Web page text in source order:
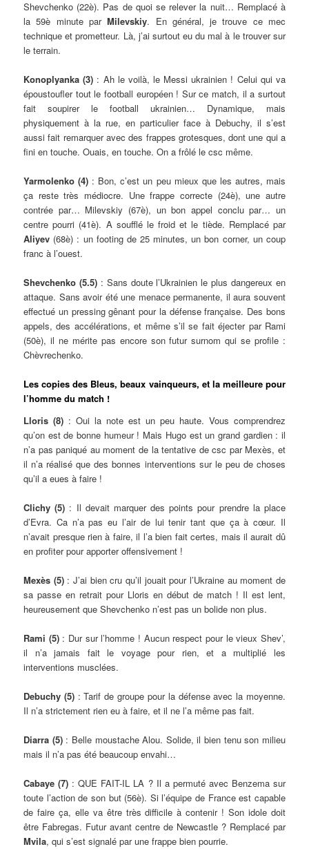
Shevchenko (22è). Pas de quoi se relever la nuit… Remplacé à
la 59è minute parMilevskiy. En général, je trouve ce mec
technique et prometteur. Là, j’ai surtout eu du mal à le trouver sur
le terrain.
Konoplyanka (3) : Ah le voilà, le Messi ukrainien ! Celui qui va
époustoufler tout le football européen ! Sur ce match, il a surtout
fait soupirer le football ukrainien… Dynamique, mais
physiquement à la rue, en particulier face à Debuchy, il s’est
aussi fait remarquer avec des frappes grotesques, dont une qui a
fini en touche. Ouais, en touche. On a frôlé le csc même.
Yarmolenko (4) : Bon, c’est un peu mieux que les autres, mais
ça reste très médiocre. Une frappe correcte (24è), une autre
contrée par… Milevskiy (67è), un bon appel conclu par… un
centre pourri (41è). A soufflé le froid et le tiède. Remplacé par
Aliyev (68è) : un footing de 25 minutes, un bon corner, un coup
franc à l’ouest.
Shevchenko (5.5): Sans doute l’Ukrainien le plus dangereux en
attaque. Sans avoir été une menace permanente, il aura souvent
effectué un pressing gênant pour la défense française. Des bons
appels, des accélérations, et même s’il se fait éjecter par Rami
(50è), il ne mérite pas encore son futur surnom qui se profile :
Chèvrechenko.
Les copies des Bleus, beaux vainqueurs, et la meilleure pour
l’homme du match !
Lloris (8) : Oui la note est un peu haute. Vous comprendrez
qu’on est de bonne humeur ! Mais Hugo est un grand gardien : il
n’a pas paniqué au moment de la tentative de csc par Mexès, et
il n’a réalisé que des bonnes interventions sur le peu de choses
qu’il a eues à faire !
Clichy (5) : Il devait marquer des points pour prendre la place
d’Evra. Ca n’a pas eu l’air de lui tenir tant que ça à cœur. Il
n’avait presque rien à faire, il l’a bien fait certes, mais il aurait dû
en profiter pour apporter offensivement !
Mexès (5): J’ai bien cru qu’il jouait pour l’Ukraine au moment de
sa passe en retrait pour Lloris en début de match ! Il est lent,
heureusement que Shevchenko n’est pas un bolide non plus.
Rami (5): Dur sur l’homme ! Aucun respect pour le vieux Shev’,
il n’a jamais fait le voyage pour rien, et a multiplié les
interventions musclées.
Debuchy (5): Tarif de groupe pour la défense avec la moyenne.
Il n’a strictement rien eu à faire, et il ne l’a même pas fait.
Diarra (5): Belle moustache Alou. Solide, il bien tenu son milieu
mais il n’a pas été beaucoup envahi…
Cabaye (7) : QUE FAIT-IL LA ? Il a permuté avec Benzema sur
toute l’action de son but (56è). Si l’équipe de France est capable
de faire ça, elle va être très difficile à contenir ! Son idole doit
être Fabregas. Futur avant centre de Newcastle ? Remplacé par
Mvila, qui s’est signalé par une frappe bien pourrie.